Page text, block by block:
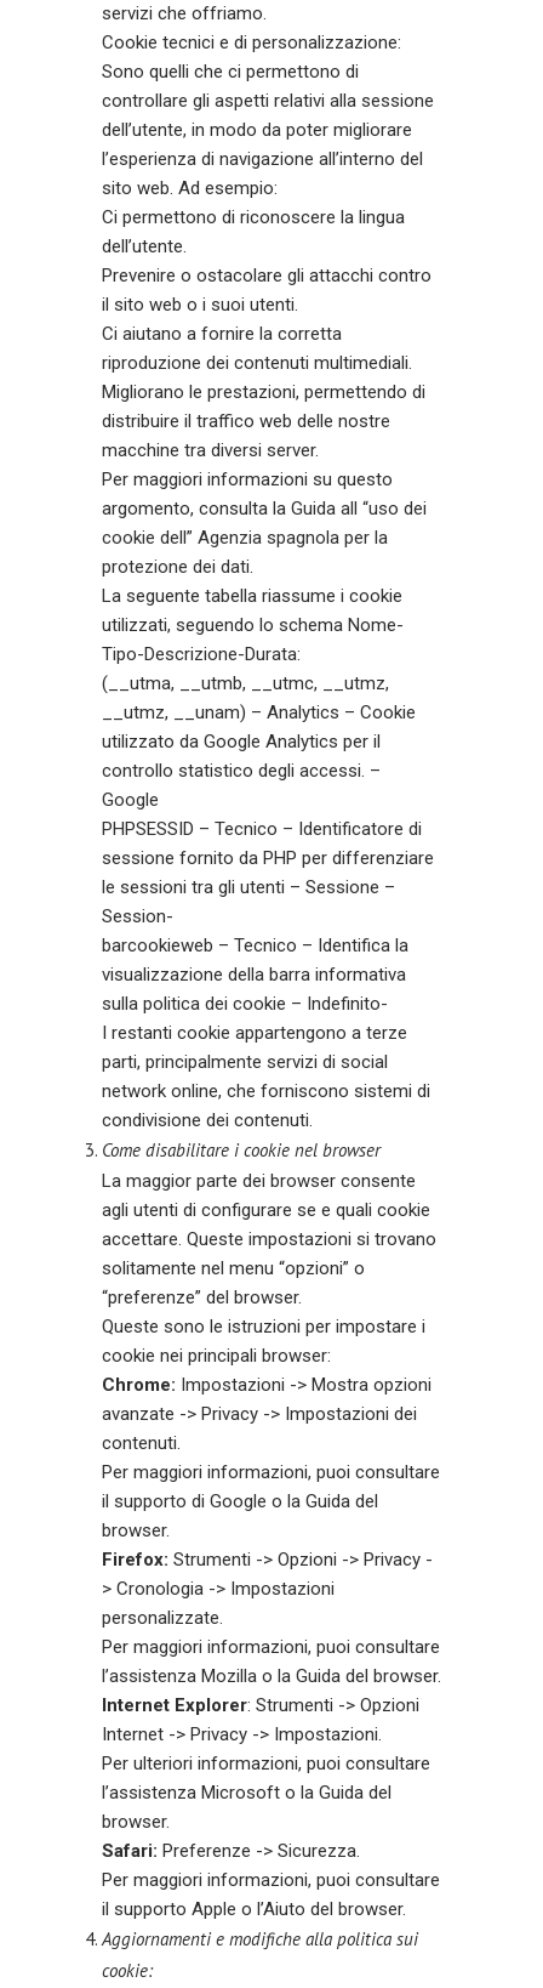
servizi che offriamo.
Cookie tecnici e di personalizzazione:
Sono quelli che ci permettono di
controllare gli aspetti relativi alla sessione
dell’utente, in modo da poter migliorare
l’esperienza di navigazione all’interno del
sito web. Ad esempio:
Ci permettono di riconoscere la lingua
dell’utente.
Prevenire o ostacolare gli attacchi contro
il sito web o i suoi utenti.
Ci aiutano a fornire la corretta
riproduzione dei contenuti multimediali.
Migliorano le prestazioni, permettendo di
distribuire il traffico web delle nostre
macchine tra diversi server.
Per maggiori informazioni su questo
argomento, consulta la Guida all “uso dei
cookie dell” Agenzia spagnola per la
protezione dei dati.
La seguente tabella riassume i cookie
utilizzati, seguendo lo schema Nome-
Tipo-Descrizione-Durata:
(__utma, __utmb, __utmc, __utmz,
__utmz, __unam) – Analytics – Cookie
utilizzato da Google Analytics per il
controllo statistico degli accessi. –
Google
PHPSESSID – Tecnico – Identificatore di
sessione fornito da PHP per differenziare
le sessioni tra gli utenti – Sessione –
Session-
barcookieweb – Tecnico – Identifica la
visualizzazione della barra informativa
sulla politica dei cookie – Indefinito-
I restanti cookie appartengono a terze
parti, principalmente servizi di social
network online, che forniscono sistemi di
condivisione dei contenuti.
Come disabilitare i cookie nel browser
La maggior parte dei browser consente
agli utenti di configurare se e quali cookie
accettare. Queste impostazioni si trovano
solitamente nel menu “opzioni” o
“preferenze” del browser.
Queste sono le istruzioni per impostare i
cookie nei principali browser:
Chrome: Impostazioni -> Mostra opzioni
avanzate -> Privacy -> Impostazioni dei
contenuti.
Per maggiori informazioni, puoi consultare
il supporto di Google o la Guida del
browser.
Firefox: Strumenti -> Opzioni -> Privacy -
> Cronologia -> Impostazioni
personalizzate.
Per maggiori informazioni, puoi consultare
l’assistenza Mozilla o la Guida del browser.
Internet Explorer: Strumenti -> Opzioni
Internet -> Privacy -> Impostazioni.
Per ulteriori informazioni, puoi consultare
l’assistenza Microsoft o la Guida del
browser.
Safari: Preferenze -> Sicurezza.
Per maggiori informazioni, puoi consultare
il supporto Apple o l’Aiuto del browser.
Aggiornamenti e modifiche alla politica sui
cookie: